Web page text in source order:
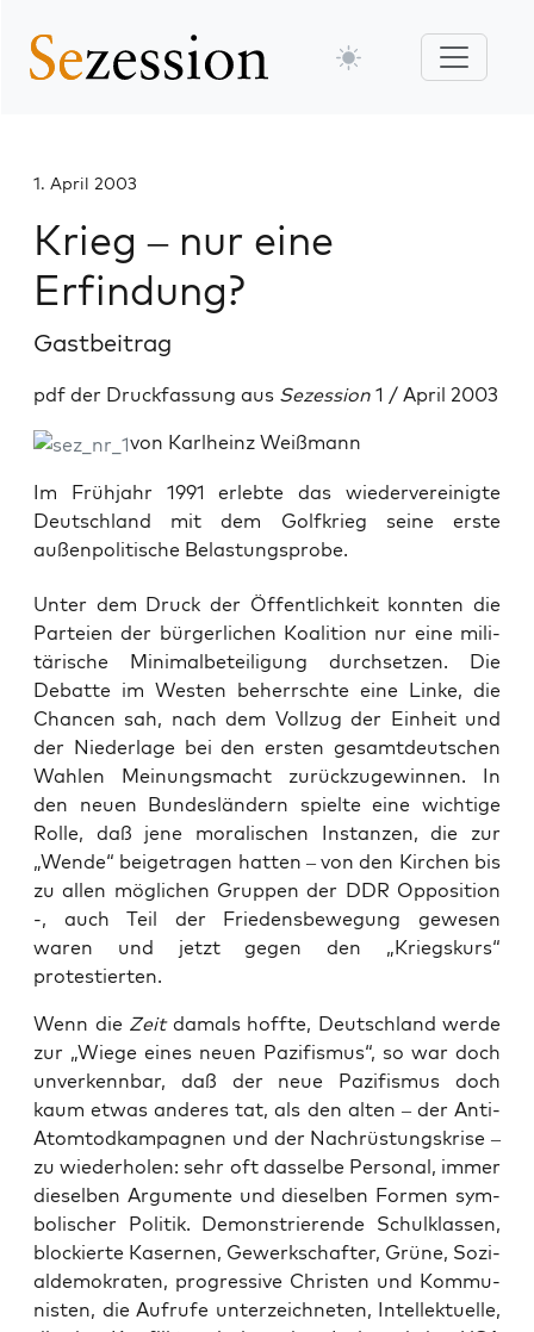
1. April 2003
Krieg – nur eine
Erfindung?
Gastbeitrag
pdf der Druckfassung aus Sezession 1 / April 2003
von Karlheinz Weißmann
Im Frühjahr 1991 erlebte das wiedervereinigte
Deutschland mit dem Golfkrieg seine erste
außenpolitische Belastungsprobe.
Unter dem Druck der Öffent­lich­keit konn­ten die
Par­tei­en der bür­ger­li­chen Koali­ti­on nur eine mili­
tä­ri­sche Mini­mal­be­tei­li­gung durch­set­zen. Die
Debat­te im Wes­ten beherrsch­te eine Lin­ke, die
Chan­cen sah, nach dem Voll­zug der Ein­heit und
der Nie­der­la­ge bei den ers­ten gesamt­deut­schen
Wah­len Mei­nungs­macht zurück­zu­ge­win­nen. In
den neu­en Bun­des­län­dern spiel­te eine wich­ti­ge
Rol­le, daß jene mora­li­schen Instan­zen, die zur
„Wen­de“ bei­getra­gen hat­ten – von den Kir­chen bis
zu allen mög­li­chen Grup­pen der DDR Oppo­si­ti­on
-, auch Teil der Frie­dens­be­we­gung gewe­sen
waren und jetzt gegen den „Kriegs­kurs“
protestierten.
Wenn dieZeitdamals hoff­te, Deutsch­land wer­de
zur „Wie­ge eines neu­en Pazi­fis­mus“, so war doch
unver­kenn­bar, daß der neue Pazi­fis­mus doch
kaum etwas ande­res tat, als den alten – der Anti-
Atom­tod­kam­pa­gnen und der Nach­rüs­tungs­kri­se –
zu wie­der­ho­len: sehr oft das­sel­be Per­so­nal, immer
die­sel­ben Argu­men­te und die­sel­ben For­men sym­
bo­li­scher Poli­tik. Demons­trie­ren­de Schul­klas­sen,
blo­ckier­te Kaser­nen, Gewerk­schaf­ter, Grü­ne, Sozi­
al­de­mo­kra­ten, pro­gres­si­ve Chris­ten und Kom­mu­
nis­ten, die Auf­ru­fe unter­zeich­ne­ten, Intel­lek­tu­el­le,